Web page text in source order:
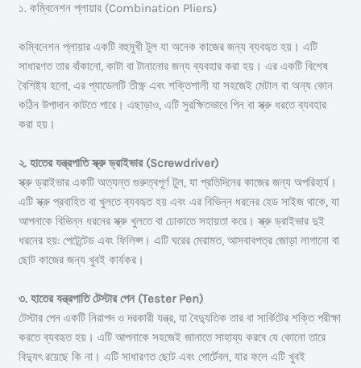
১. কম্বিনেশন প্লায়ার (Combination Pliers)
কম্বিনেশন প্লায়ার একটি বহুমুখী টুল যা অনেক কাজের জন্য ব্যবহৃত হয়। এটি
সাধারণত তার বাঁকানো, কাটা বা টানানোর জন্য ব্যবহার করা হয়। এর একটি বিশেষ
বৈশিষ্ট্য হলো, এর প্যাডেলটি তীক্ষ্ণ এবং শক্তিশালী যা সহজেই মেটাল বা অন্য কোন
কঠিন উপাদান কাটতে পারে। এছাড়াও, এটি সুরক্ষিতভাবে পিন বা স্ক্রু ধরতে ব্যবহার
করা হয়।
২. হাতের যন্ত্রপাতি স্ক্রু ড্রাইভার (Screwdriver)
স্ক্রু ড্রাইভার একটি অত্যন্ত গুরুত্বপূর্ণ টুল, যা প্রতিদিনের কাজের জন্য অপরিহার্য।
এটি স্ক্রু প্রবাহিত বা খুলতে ব্যবহৃত হয় এবং এর বিভিন্ন ধরনের হেড সাইজ থাকে, যা
আপনাকে বিভিন্ন ধরনের স্ক্রু খুলতে বা ঢোকাতে সহায়তা করে। স্ক্রু ড্রাইভার দুই
ধরনের হয়: পেটেন্টেড এবং ফিলিপ্স। এটি ঘরের মেরামত, আসবাবপত্র জোড়া লাগানো বা
ছোট কাজের জন্য খুবই কার্যকর।
৩. হাতের যন্ত্রপাতি টেস্টার পেন (Tester Pen)
টেস্টার পেন একটি নিরাপদ ও দরকারী যন্ত্র, যা বৈদ্যুতিক তার বা সার্কিটের শক্তি পরীক্ষা
করতে ব্যবহৃত হয়। এটি আপনাকে সহজেই জানাতে সাহায্য করবে যে কোনো তারে
বিদ্যুৎ রয়েছে কি না। এটি সাধারণত ছোট এবং পোর্টেবল, যার ফলে এটি খুবই